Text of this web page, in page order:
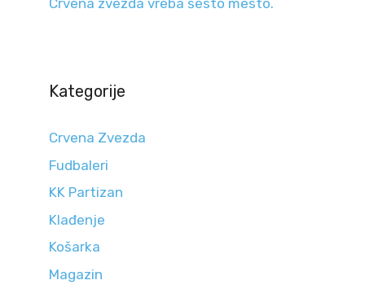
Crvena zvezda vreba šesto mesto.
Kategorije
Crvena Zvezda
Fudbaleri
KK Partizan
Klađenje
Košarka
Magazin